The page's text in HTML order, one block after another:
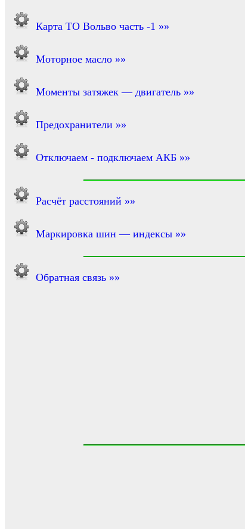
Карта ТО Вольво часть -1 »»
Моторное масло »»
Моменты затяжек — двигатель »»
Предохранители »»
Отключаем - подключаем АКБ »»
Расчёт расстояний »»
Маркировка шин — индексы »»
Обратная связь »»